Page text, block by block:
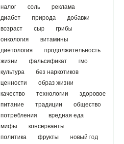
налог
соль
реклама
диабет
природа
добавки
возраст
сыр
грибы
онкология
витамины
диетология
продолжительность
жизни
фальсификат
гмо
культура
без наркотиков
ценности
образ жизни
качество
технологии
здоровое
питание
традиции
общество
потребления
вредная еда
мифы
консерванты
политика
фрукты
новый год